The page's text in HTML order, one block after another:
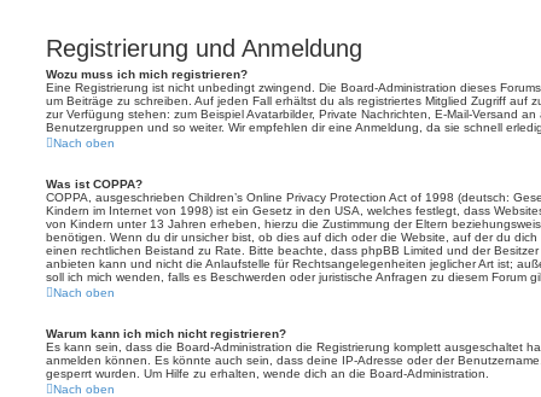
Registrierung und Anmeldung
Wozu muss ich mich registrieren?
Eine Registrierung ist nicht unbedingt zwingend. Die Board-Administration dieses
um Beiträge zu schreiben. Auf jeden Fall erhältst du als registriertes Mitglied Zugriff auf
zur Verfügung stehen: zum Beispiel Avatarbilder, Private Nachrichten, E-Mail-Versand
Benutzergruppen und so weiter. Wir empfehlen dir eine Anmeldung, da sie schnell
Nach oben
Was ist COPPA?
COPPA, ausgeschrieben Children’s Online Privacy Protection Act of 1998 (deutsch:
Kindern im Internet von 1998) ist ein Gesetz in den USA, welches festlegt, dass
von Kindern unter 13 Jahren erheben, hierzu die Zustimmung der Eltern
benötigen. Wenn du dir unsicher bist, ob dies auf dich oder die Website, auf der du
einen rechtlichen Beistand zu Rate. Bitte beachte, dass phpBB Limited und der
anbieten kann und nicht die Anlaufstelle für Rechtsangelegenheiten jeglicher Art ist;
soll ich mich wenden, falls es Beschwerden oder juristische Anfragen zu diesem Forum
Nach oben
Warum kann ich mich nicht registrieren?
Es kann sein, dass die Board-Administration die Registrierung komplett ausgeschaltet
anmelden können. Es könnte auch sein, dass deine IP-Adresse oder der
gesperrt wurden. Um Hilfe zu erhalten, wende dich an die Board-Administration.
Nach oben